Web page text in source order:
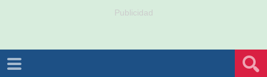
Publicidad